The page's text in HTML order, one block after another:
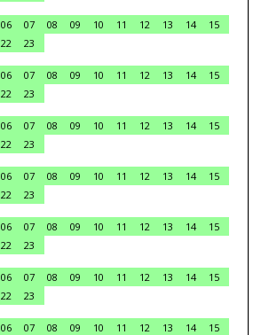
06 07 08 09 10 11 12 13 14
15
22
23
06 07 08 09 10 11 12 13 14
15
22
23
06 07 08 09 10 11 12 13 14
15
22
23
06 07 08 09 10 11 12 13 14
15
22
23
06 07 08 09 10 11 12 13 14
15
22
23
06 07 08 09 10 11 12 13 14
15
22
23
06 07 08 09 10 11 12 13 14
15